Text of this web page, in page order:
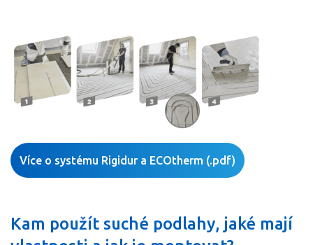
Více o systému Rigidur a ECOtherm (.pdf)
Kam použít suché podlahy, jaké mají